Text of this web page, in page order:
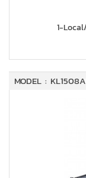
1-
MODEL :